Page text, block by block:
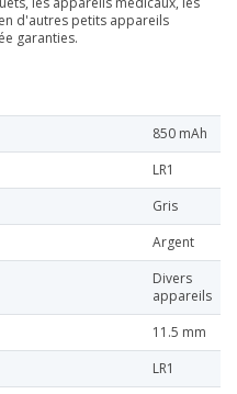
d'autres petits appareils
garanties.
850 mAh
LR1
Gris
Argent
Divers
appareils
11.5 mm
LR1